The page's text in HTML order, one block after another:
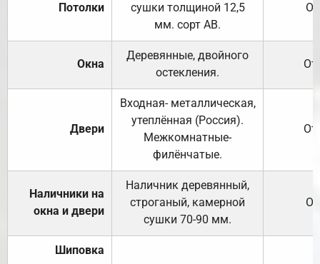
Потолки
сушки толщиной 12,5
мм. сорт АВ.
Окна
Деревянные, двойного
остекления.
Двери
Входная- металлическая,
утеплённая (Россия).
Межкомнатные-
филёнчатые.
Наличники на
окна и двери
Наличник деревянный,
строганый, камерной
сушки 70-90 мм.
Шиповка